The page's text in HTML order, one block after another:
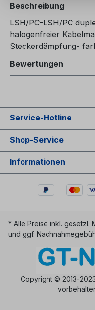
Beschreibung
LSH/PC-LSH/PC
halogenfreier
Steckerdämpfung-
Bewertungen
Service-Hotline
Shop-Service
Informationen
* Alle Preise inkl. gesetzl.
und ggf.
Copyright © 2013-